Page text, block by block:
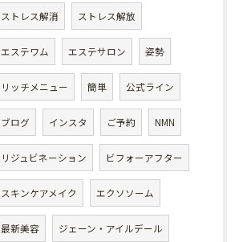
ストレス解消 ストレス解放
エステワム エステサロン 姿勢
リッチメニュー 簡単 公式ライン
ブログ インスタ ご予約 NMN
リジュビネーション ビフォーアフター
スキンケアメイク エクソソーム
最新美容 ジェーン・アイルデール